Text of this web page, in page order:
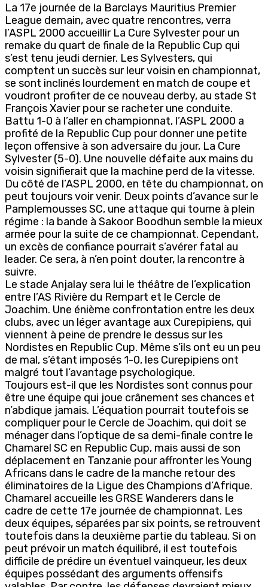
La 17e journée de la Barclays Mauritius Premier
League demain, avec quatre rencontres, verra
l’ASPL 2000 accueillir La Cure Sylvester pour un
remake du quart de finale de la Republic Cup qui
s’est tenu jeudi dernier. Les Sylvesters, qui
comptent un succès sur leur voisin en championnat,
se sont inclinés lourdement en match de coupe et
voudront profiter de ce nouveau derby, au stade St
François Xavier pour se racheter une conduite.
Battu 1-0 à l’aller en championnat, l’ASPL 2000 a
profité de la Republic Cup pour donner une petite
leçon offensive à son adversaire du jour, La Cure
Sylvester (5-0). Une nouvelle défaite aux mains du
voisin signifierait que la machine perd de la vitesse.
Du côté de l’ASPL 2000, en tête du championnat, on
peut toujours voir venir. Deux points d’avance sur le
Pamplemousses SC, une attaque qui tourne à plein
régime : la bande à Sakoor Boodhun semble la mieux
armée pour la suite de ce championnat. Cependant,
un excès de confiance pourrait s’avérer fatal au
leader. Ce sera, à n’en point douter, la rencontre à
suivre.
Le stade Anjalay sera lui le théâtre de l’explication
entre l’AS Rivière du Rempart et le Cercle de
Joachim. Une énième confrontation entre les deux
clubs, avec un léger avantage aux Curepipiens, qui
viennent à peine de prendre le dessus sur les
Nordistes en Republic Cup. Même s’ils ont eu un peu
de mal, s’étant imposés 1-0, les Curepipiens ont
malgré tout l’avantage psychologique.
Toujours est-il que les Nordistes sont connus pour
être une équipe qui joue crânement ses chances et
n’abdique jamais. L’équation pourrait toutefois se
compliquer pour le Cercle de Joachim, qui doit se
ménager dans l’optique de sa demi-finale contre le
Chamarel SC en Republic Cup, mais aussi de son
déplacement en Tanzanie pour affronter les Young
Africans dans le cadre de la manche retour des
éliminatoires de la Ligue des Champions d’Afrique.
Chamarel accueille les GRSE Wanderers dans le
cadre de cette 17e journée de championnat. Les
deux équipes, séparées par six points, se retrouvent
toutefois dans la deuxième partie du tableau. Si on
peut prévoir un match équilibré, il est toutefois
difficile de prédire un éventuel vainqueur, les deux
équipes possédant des arguments offensifs